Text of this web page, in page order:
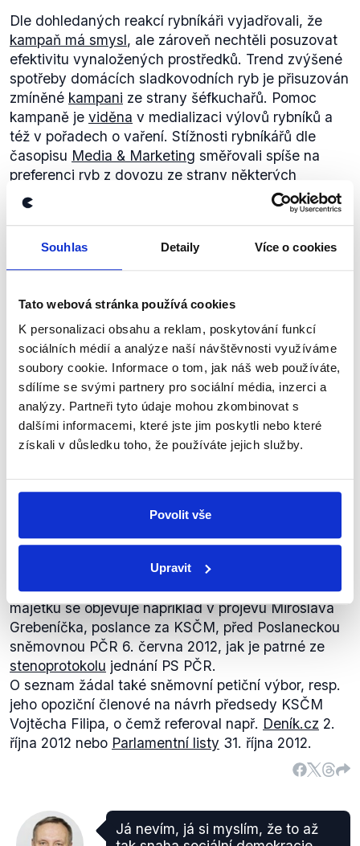
Souhlas Detaily Více o cookies
Tato webová stránka používá cookies
K personalizaci obsahu a reklam, poskytování funkcí
sociálních médií a analýze naší návštěvnosti využíváme
soubory cookie. Informace o tom, jak náš web používáte,
sdílíme se svými partnery pro sociální média, inzerci a
analýzy. Partneři tyto údaje mohou zkombinovat s
dalšími informacemi, které jste jim poskytli nebo které
získali v důsledku toho, že používáte jejich služby.
Povolit vše
Upravit
Dle dohledaných reakcí rybníkáři vyjadřovali, že
kampaň má smysl, ale zároveň nechtěli posuzovat
efektivitu vynaložených prostředků. Trend zvýšené
spotřeby domácích sladkovodních ryb je přisuzován
zmíněné kampani ze strany šéfkuchařů. Pomoc
kampaně je viděna v medializaci výlovů rybníků a
též v pořadech o vaření. Stížnosti rybníkářů dle
časopisu Media & Marketing směřovali spíše na
preferenci ryb z dovozu ze strany některých
řetězců.
Pavel
Kováčik
žádali, že chceme ten seznam
(všeho o co je možné žádat v
rámci zákona o církevních
restitucích, pozn.), aby byl
zveřejněn, aby byl součástí
zákona dokonce jsme to chtěl.
Otázky Václava Moravce
PRAVDA
Výrok hodnotíme jako pravdivý, protože poslanci
upozorňovali na absenci seznamu restituovaného
církevního majetku a požadovali jej.
Požadavek na předložení seznamu restituovaného
majetku se objevuje například v projevu Miroslava
Grebeníčka, poslance za KSČM, před Poslaneckou
sněmovnou PČR 6. června 2012, jak je patrné ze
stenoprotokolu jednání PS PČR.
O seznam žádal také sněmovní petiční výbor, resp.
jeho opoziční členové na návrh předsedy KSČM
Vojtěcha Filipa, o čemž referoval např. Deník.cz 2.
října 2012 nebo Parlamentní listy 31. října 2012.
Já nevím, já si myslím, že to až